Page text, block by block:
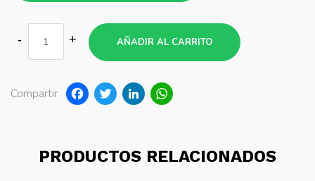
AÑADIR AL CARRITO
Compartir Facebook
TwitterLinkedIn
PRODUCTOS RELACIONADOS